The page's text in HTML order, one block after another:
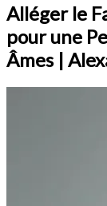
Alléger le
pour une
Âmes |